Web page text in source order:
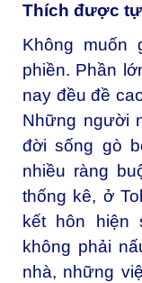
Thích được
Không
phiền. Phần
nay đều đề
Những người
đời sống gò
nhiều ràng
thống kê, ở
kết hôn hiện
không phải
nhà, những